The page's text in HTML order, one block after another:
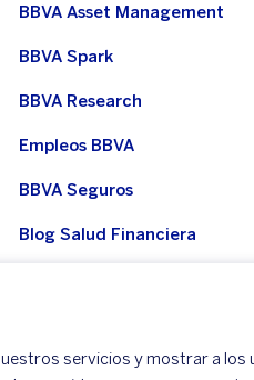
servicios y mostrar a los
BBVA Asset Management
BBVA Spark
BBVA Research
Empleos BBVA
BBVA Seguros
Blog Salud Financiera